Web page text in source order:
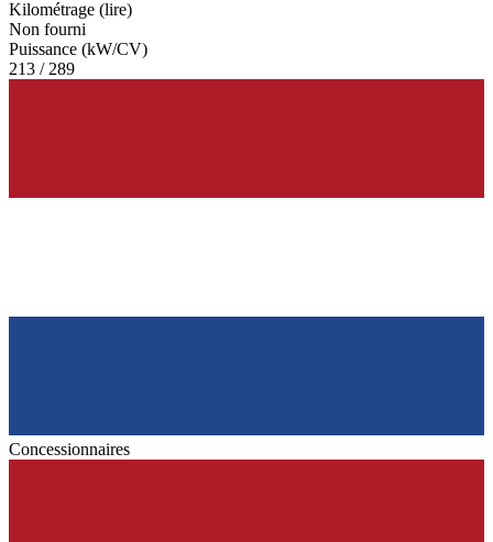
Kilométrage (lire)
Non fourni
Puissance (kW/CV)
213 / 289
Concessionnaires